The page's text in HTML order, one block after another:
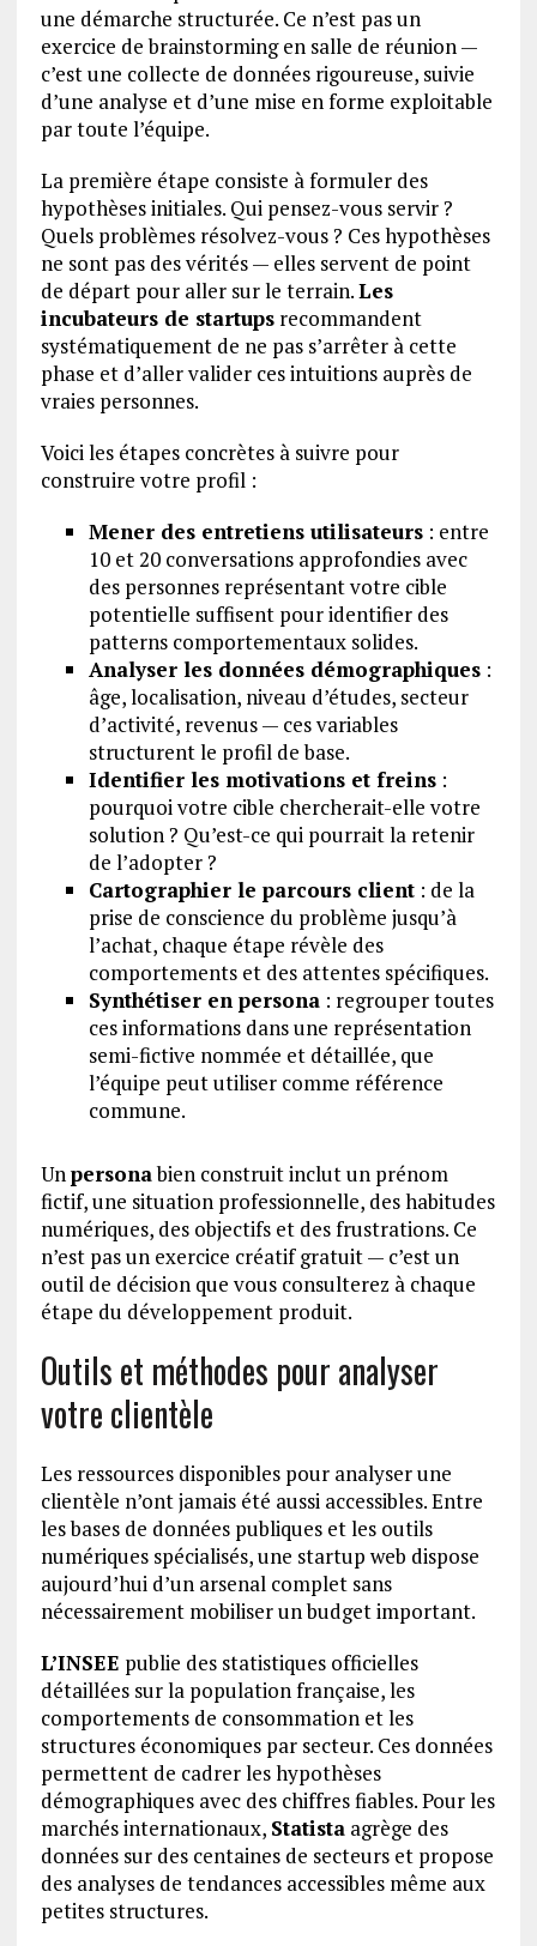
une démarche structurée. Ce n’est pas un
exercice de brainstorming en salle de réunion —
c’est une collecte de données rigoureuse, suivie
d’une analyse et d’une mise en forme exploitable
par toute l’équipe.
La première étape consiste à formuler des
hypothèses initiales. Qui pensez-vous servir ?
Quels problèmes résolvez-vous ? Ces hypothèses
ne sont pas des vérités — elles servent de point
de départ pour aller sur le terrain.Les
incubateurs de startupsrecommandent
systématiquement de ne pas s’arrêter à cette
phase et d’aller valider ces intuitions auprès de
vraies personnes.
Voici les étapes concrètes à suivre pour
construire votre profil :
Mener des entretiens utilisateurs: entre
10 et 20 conversations approfondies avec
des personnes représentant votre cible
potentielle suffisent pour identifier des
patterns comportementaux solides.
Analyser les données démographiques:
âge, localisation, niveau d’études, secteur
d’activité, revenus — ces variables
structurent le profil de base.
Identifier les motivations et freins:
pourquoi votre cible chercherait-elle votre
solution ? Qu’est-ce qui pourrait la retenir
de l’adopter ?
Cartographier le parcours client: de la
prise de conscience du problème jusqu’à
l’achat, chaque étape révèle des
comportements et des attentes spécifiques.
Synthétiser en persona: regrouper toutes
ces informations dans une représentation
semi-fictive nommée et détaillée, que
l’équipe peut utiliser comme référence
commune.
Un personabien construit inclut un prénom
fictif, une situation professionnelle, des habitudes
numériques, des objectifs et des frustrations. Ce
n’est pas un exercice créatif gratuit — c’est un
outil de décision que vous consulterez à chaque
étape du développement produit.
Outils et méthodes pour analyser
votre clientèle
Les ressources disponibles pour analyser une
clientèle n’ont jamais été aussi accessibles. Entre
les bases de données publiques et les outils
numériques spécialisés, une startup web dispose
aujourd’hui d’un arsenal complet sans
nécessairement mobiliser un budget important.
L’INSEE publie des statistiques officielles
détaillées sur la population française, les
comportements de consommation et les
structures économiques par secteur. Ces données
permettent de cadrer les hypothèses
démographiques avec des chiffres fiables. Pour les
marchés internationaux, Statistaagrège des
données sur des centaines de secteurs et propose
des analyses de tendances accessibles même aux
petites structures.